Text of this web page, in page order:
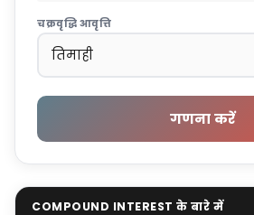
चक्रवृद्धि आवृत्ति
गणना करें
COMPOUND INTEREST के बारे में